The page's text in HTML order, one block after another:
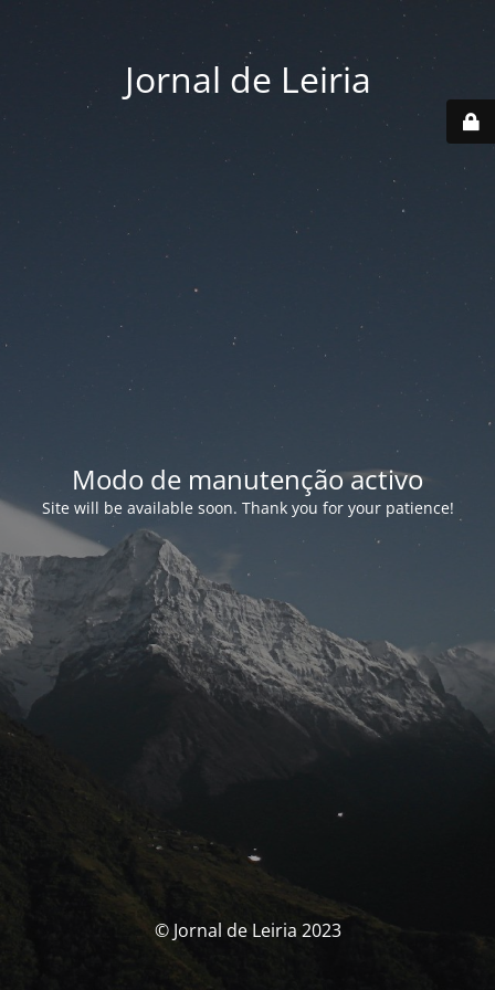
Jornal de Leiria
Modo de manutenção activo
Site will be available soon. Thank you for your patience!
© Jornal de Leiria 2023